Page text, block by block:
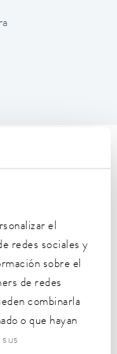
el
redes sociales y
sobre el
de redes
combinarla
o que hayan
(según
por